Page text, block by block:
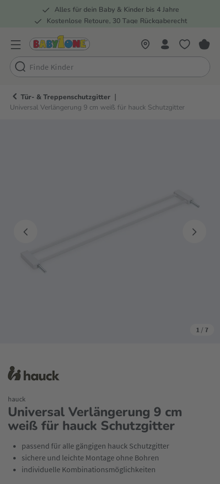
Zur Hauptnavigation springen
Alles für dein Baby & Kinder bis 4 Jahre
Kostenlose Retoure, 30 Tage Rückgaberecht
Tür- & Treppenschutzgitter |
Universal Verlängerung 9 cm weiß für hauck Schutzgitter
1 /7
Universal Verlängerung 9 cm
weiß für hauck Schutzgitter
hauck
passend für alle gängigen hauck Schutzgitter
sichere und leichte Montage ohne Bohren
individuelle Kombinationsmöglichkeiten